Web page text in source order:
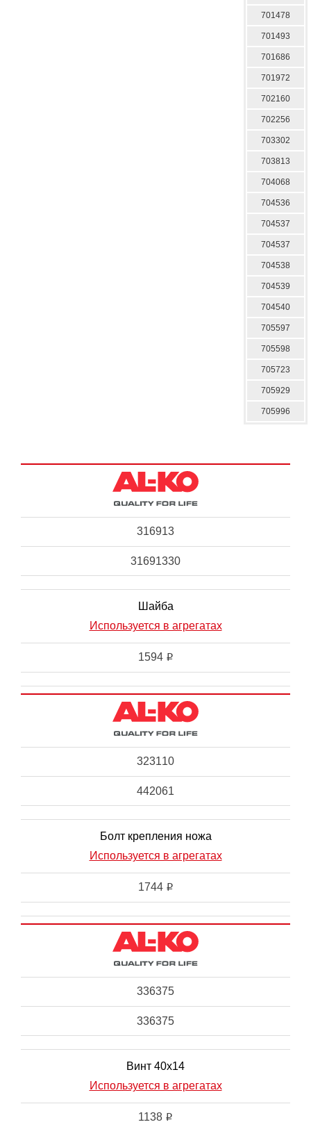
701478
701493
701686
701972
702160
702256
703302
703813
704068
704536
704537
704537
704538
704539
704540
705597
705598
705723
705929
705996
316913
31691330
Шайба
Используется в агрегатах
1594 i
323110
442061
Болт крепления ножа
Используется в агрегатах
1744 i
336375
336375
Винт 40х14
Используется в агрегатах
1138 i